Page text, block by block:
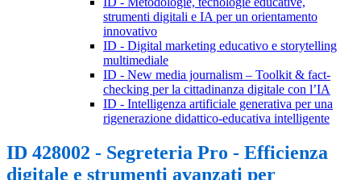
strumenti digitali e IA per un orientamento
innovativo
ID - Digital marketing educativo e storytelling
multimediale
ID - New media journalism – Toolkit & fact-
checking per la cittadinanza digitale con l’IA
ID - Intelligenza artificiale generativa per una
rigenerazione didattico-educativa intelligente
ID 428002 - Segreteria Pro - Efficienza
digitale e strumenti avanzati per